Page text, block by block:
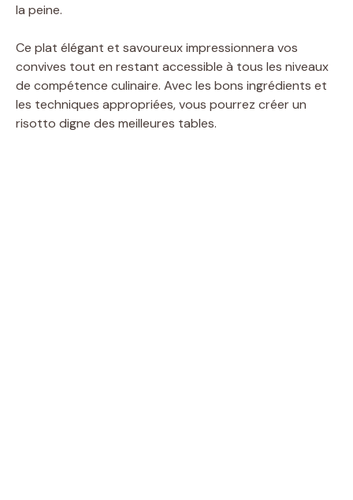
la peine.
Ce plat élégant et savoureux impressionnera vos
convives tout en restant accessible à tous les niveaux
de compétence culinaire. Avec les bons ingrédients et
les techniques appropriées, vous pourrez créer un
risotto digne des meilleures tables.